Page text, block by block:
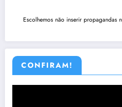
Escolhemos não inserir propagandas
CONFIRAM!